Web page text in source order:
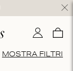
Il mio0
MOSTRA FILTRI